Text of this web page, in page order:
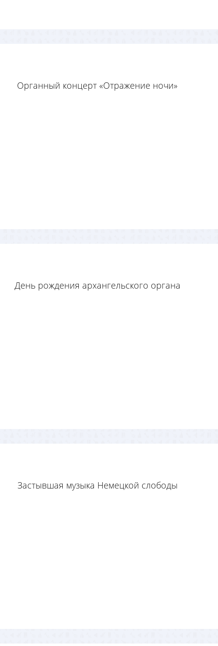
Органный концерт «Отражение ночи»
День рождения архангельского органа
Застывшая музыка Немецкой слободы